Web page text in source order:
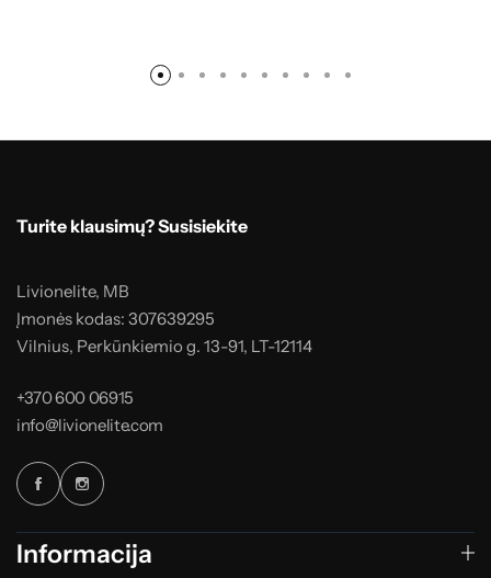
Turite klausimų? Susisiekite
Livionelite, MB
Įmonės kodas: 307639295
Vilnius, Perkūnkiemio g. 13-91, LT-12114
+370 600 06915
info@livionelite.com
Informacija